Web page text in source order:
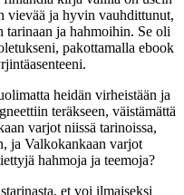
vievää ja hyvin vauhdittunut,
tarinaan ja hahmoihin. Se oli
pakottamalla ebook
heidän virheistään ja
teräkseen, väistämättä
varjot niissä tarinoissa,
ja Valkokankaan varjot
hahmoja ja teemoja?
et voi ilmaiseksi